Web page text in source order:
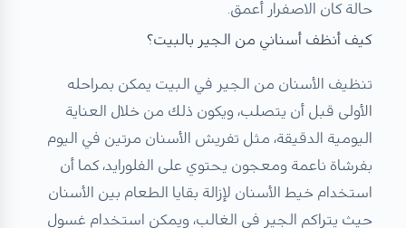
حالة كان الاصفرار أعمق.
كيف أنظف أسناني من الجير بالبيت؟
تنظيف الأسنان من الجير في البيت يمكن بمراحله
الأولى قبل أن يتصلب، ويكون ذلك من خلال العناية
اليومية الدقيقة، مثل تفريش الأسنان مرتين في اليوم
بفرشاة ناعمة ومعجون يحتوي على الفلورايد، كما أن
استخدام خيط الأسنان لإزالة بقايا الطعام بين الأسنان
حيث يتراكم الجير في الغالب، ويمكن استخدام غسول